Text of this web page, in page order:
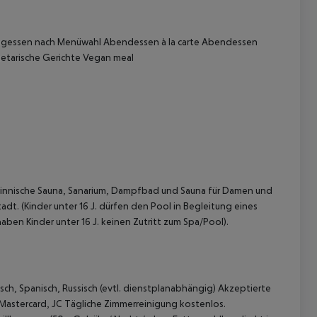
nach Menüwahl Abendessen à la carte Abendessen
Gerichte Vegan meal
Sauna, Sanarium, Dampfbad und Sauna für Damen und
(Kinder unter 16 J. dürfen den Pool in Begleitung eines
Kinder unter 16 J. keinen Zutritt zum Spa/Pool).
Spanisch, Russisch (evtl. dienstplanabhängig) Akzeptierte
JC Tägliche Zimmerreinigung kostenlos.